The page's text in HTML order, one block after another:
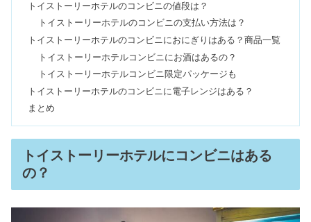
ディズニーシー開園時間は早まる！今
日何時から並ぶ？待ち場所も
バケーションパッケージで後悔&高
い？当日の流れ・攻略法も
ディズニーシーカチューシャ&被り物
一覧【2023】売り場・在庫確認は？
クラッシュにしてはいけない質問！タ
トイストーリーホテルのコンビニの値段は？
トイストーリーホテルのコンビニの支払い方法は？
トイストーリーホテルのコンビニにおにぎりはある？商品一覧
トイストーリーホテルコンビニにお酒はあるの？
トイストーリーホテルコンビニ限定パッケージも
トイストーリーホテルのコンビニに電子レンジはある？
まとめ
トイストーリーホテルにコンビニはある
の？